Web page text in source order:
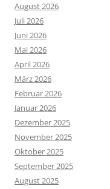
August 2026
Juli 2026
Juni 2026
Mai 2026
April 2026
März 2026
Februar 2026
Januar 2026
Dezember 2025
November 2025
Oktober 2025
September 2025
August 2025